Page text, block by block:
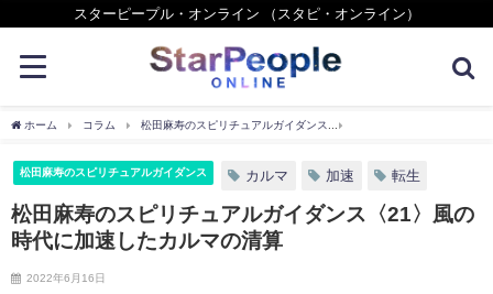
スターピープル・オンライン （スタピ・オンライン）
ホーム コラム 松田麻寿のスピリチュアルガイダンス
松田麻寿のスピリチュアルガイダンス カルマ 加速 転生
松田麻寿のスピリチュアルガイダンス〈21〉風の
時代に加速したカルマの清算
2022年6月16日